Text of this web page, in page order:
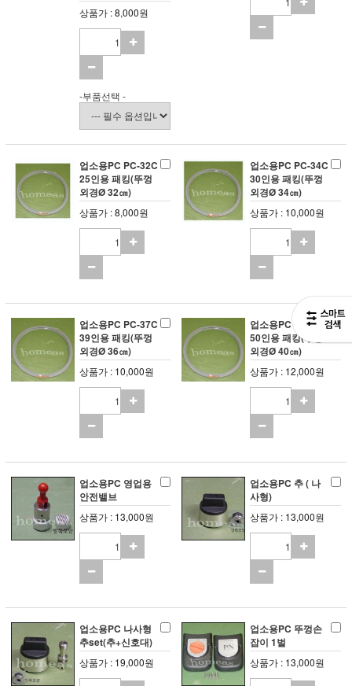
상품가 : 8,000원
-부품선택 -
업소용PC PC-32C
25인용 패킹(뚜껑
외경Ø 32㎝)
상품가 : 8,000원
업소용PC PC-34C
30인용 패킹(뚜껑
외경Ø 34㎝)
상품가 : 10,000원
업소용PC PC-37C
39인용 패킹(뚜껑
외경Ø 36㎝)
상품가 : 10,000원
업소용PC PC-40V
50인용 패킹(뚜껑
외경Ø 40㎝)
상품가 : 12,000원
업소용PC 영업용
안전밸브
상품가 : 13,000원
업소용PC 추 ( 나
사형)
상품가 : 13,000원
업소용PC 나사형
추set(추+신호대)
상품가 : 19,000원
업소용PC 뚜껑손
잡이 1벌
상품가 : 13,000원